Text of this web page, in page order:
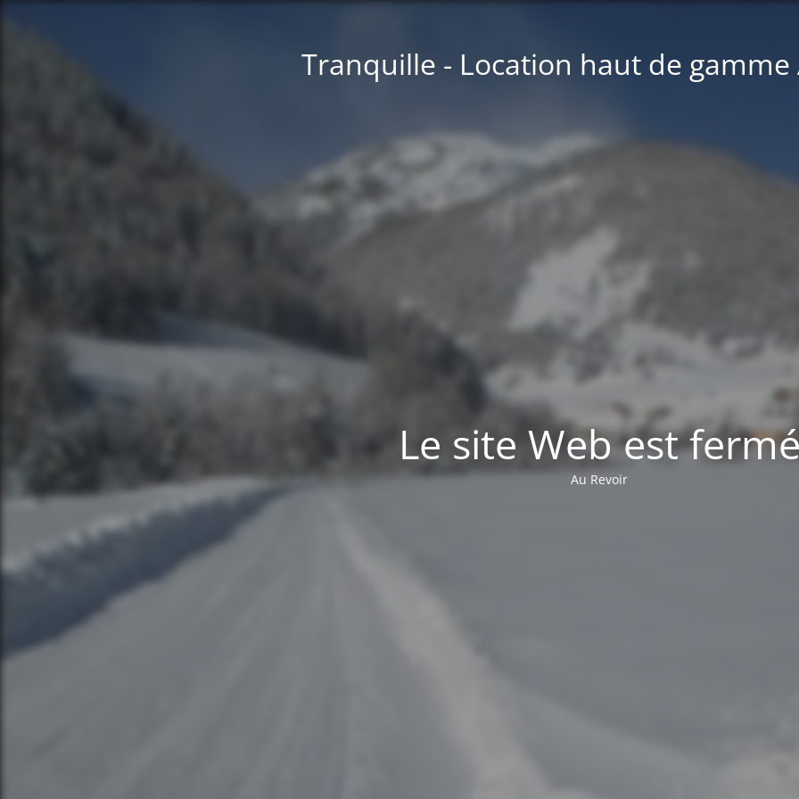
Tranquille - Location haut de gamme
Le site Web est
Au Revoir